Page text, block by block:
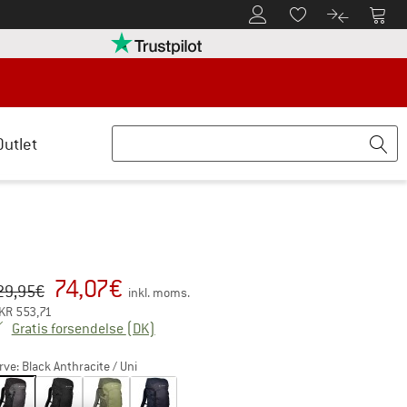
Til kundekontoenTil huskesedlen.
Til Til
her Åbnes i en infoboks Vi er Trustpilot-certificeret -
pris :
€ 74,07€ inkl. moms.
KR 553,71
Gratis forsendelse (DK)
Black Anthracite / Uni